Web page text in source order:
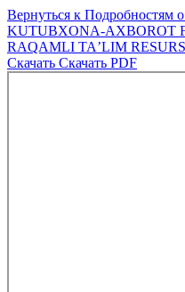
Вернуться к Подробностям о
KUTUBXONA-AXBOROT
RAQAMLI TAʼLIM
Скачать Скачать PDF